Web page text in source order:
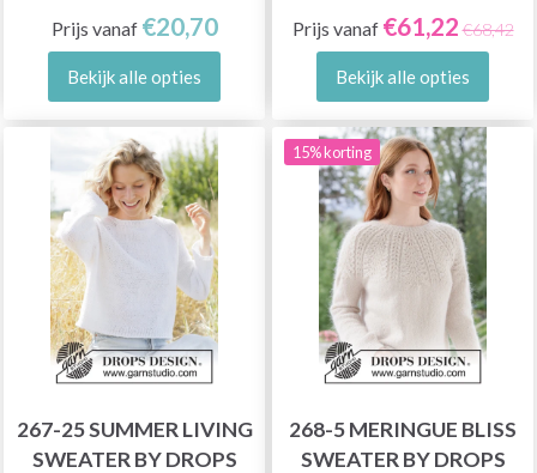
Prijs vanaf €20,70
Bekijk alle opties
Prijs vanaf €61,22 €68,42
Bekijk alle opties
267-25 SUMMER LIVING
SWEATER BY DROPS
15% korting
268-5 MERINGUE BLISS
SWEATER BY DROPS